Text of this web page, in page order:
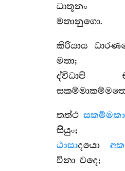
ධාතූනං
මතානුගො.
කිරියාය
මතා;
ද්විධාපි
තත්ථසකම්මකා
සියුං;
ඨාසාදයො
විනා වදෙ;